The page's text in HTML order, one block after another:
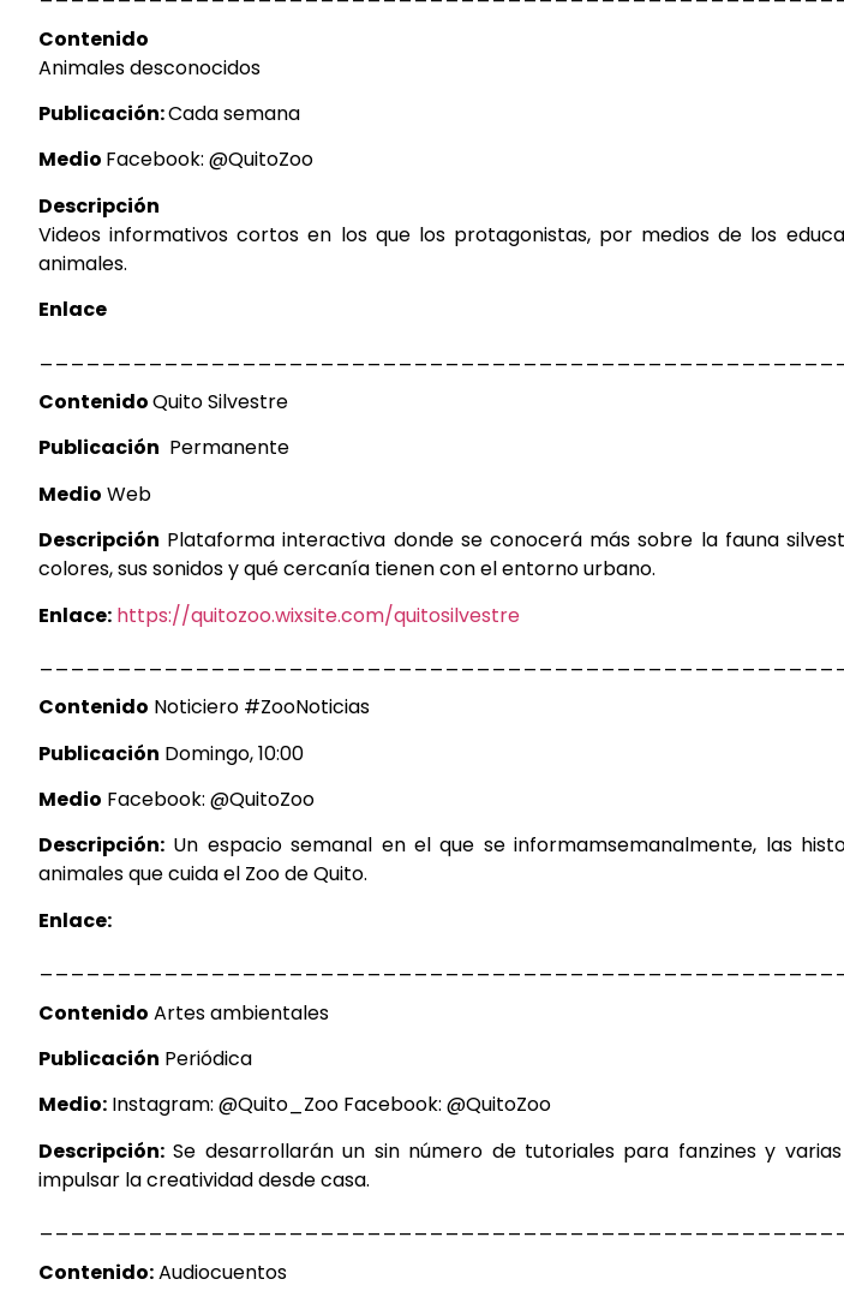
Contenido
Animales desconocidos
Publicación:Cada semana
Medio Facebook: @QuitoZoo
Descripción
Videos informativos cortos en los que los protagonistas, por medios de los
animales.
Enlace
ContenidoQuitoSilvestre
Publicación Permanente
Medio Web
Descripción Plataforma interactiva donde se conocerá más sobre la fauna
colores, sussonidos y qué cercanía tienen con elentorno urbano.
Enlace: https://quitozoo.wixsite.com/quitosilvestre
Contenido Noticiero #ZooNoticias
Publicación Domingo,10:00
Medio Facebook: @QuitoZoo
Descripción: Un espacio semanal en el que se informamsemanalmente, las
animales que cuida el Zoo de Quito.
Enlace:
Contenido Artesambientales
Publicación Periódica
Medio: Instagram: @Quito_Zoo Facebook: @QuitoZoo
Descripción: Se desarrollarán un sin número de tutoriales para fanzines y
impulsar lacreatividad desde casa.
Contenido:Audiocuentos